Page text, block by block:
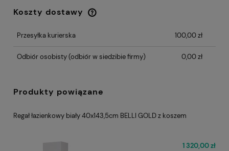
Koszty dostawy
Cena nie zawiera ewentualnych kosztów
Przesyłka kurierska
100,00 zł
Odbiór osobisty(odbiór w siedzibie firmy) 0,00 zł
Produkty powiązane
Regał łazienkowy biały 40x143,5cm BELLI GOLD z koszem
1 320,00 zł